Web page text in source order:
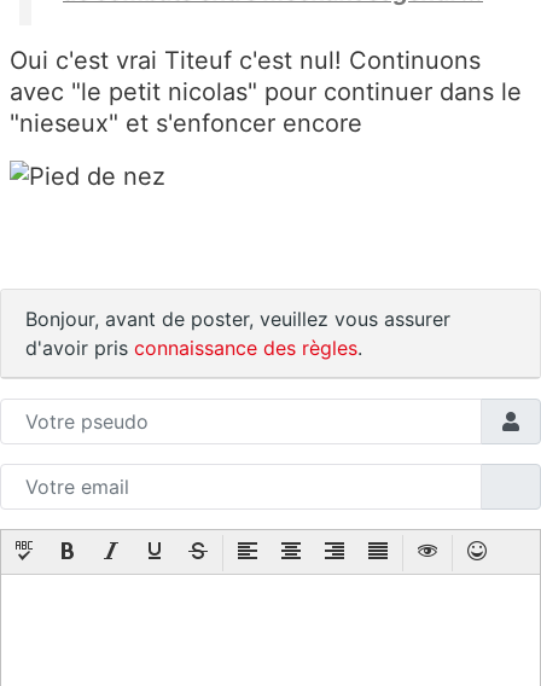
Oui c'est vrai Titeuf c'est nul! Continuons
avec "le petit nicolas" pour continuer dans le
"nieseux" et s'enfoncer encore
Bonjour, avant de poster, veuillez vous assurer
d'avoir pris connaissance des règles.